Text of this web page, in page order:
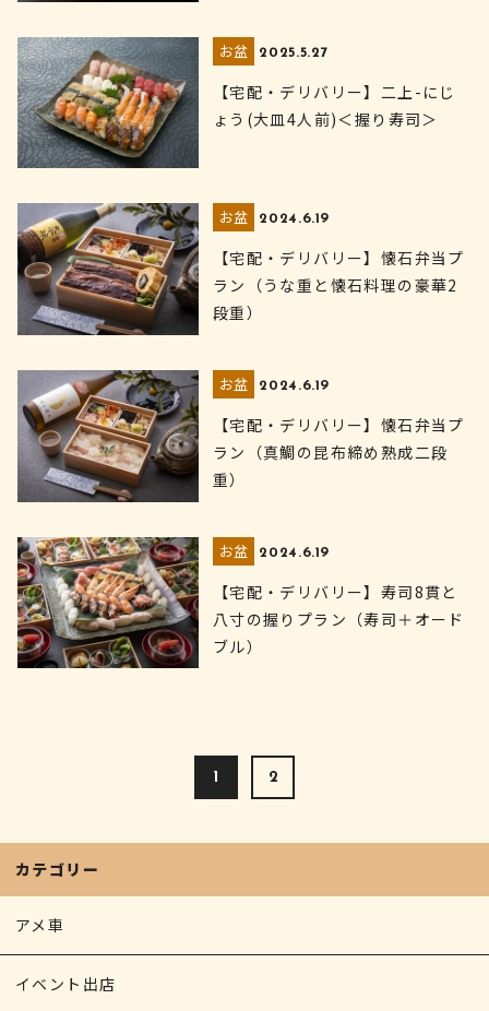
お盆 2025.5.27
【宅配・デリバリー】二上-にじ
ょう(大皿4人前)＜握り寿司＞
お盆 2024.6.19
【宅配・デリバリー】懐石弁当プ
ラン（うな重と懐石料理の豪華2
段重）
お盆 2024.6.19
【宅配・デリバリー】懐石弁当プ
ラン（真鯛の昆布締め熟成二段
重）
お盆 2024.6.19
【宅配・デリバリー】寿司8貫と
八寸の握りプラン（寿司＋オード
ブル）
1 2
カテゴリー
アメ車
イベント出店